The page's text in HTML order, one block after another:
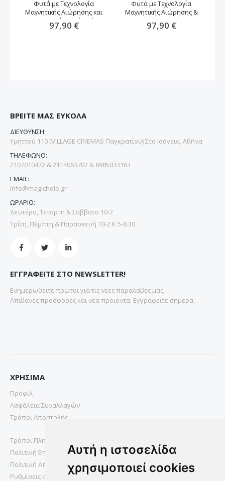
Αυτή η ιστοσελίδα
χρησιμοποιεί cookies
Φυτά με Τεχνολογία
Μαγνητικής Αιώρησης και
Περιστροφή -καφέ χρώμα
97,90 €
Φυτά με Τεχνολογία
Μαγνητικής Αιώρησης &
Περιστροφή
97,90 €
ΒΡΕΙΤΕ ΜΑΣ ΕΥΚΟΛΑ
ΔΙΕΥΘΥΝΣΗ:
Υμηττού 110 (VILLAGE CINEMAS Παγκρατίου) Στο Ισόγειο, Αθήνα
ΤΗΛΕΦΩΝΟ:
2107010472 & 2114063702 & 6985033163
EMAIL:
info@magichole.gr
ΩΡΑΡΙΟ:
Δευτέρα, Τετάρτη & Σάββατο 10-2
Τρίτη, Πέμπτη & Παρασκευή 10-2 Κ 5-8.30
ΕΓΓΡΑΦΕΙΤΕ ΣΤΟ NEWSLETTER!
Ενημερωθειτε πρωτοι για τις νεες παραλαβες μας,
Απιθανες προσφορες και νεα προιοντα. Εγγραφειτε σημερα.
ΧΡΗΣΙΜΑ
Προφιλ
Ασφάλεια Συναλλαγών
Τρόποι Αποστολής
Τρόποι Πληρωμής
Πολιτική Επιστροφών
Πολιτική Απορρήτου
Ρυθμίσεις cookies